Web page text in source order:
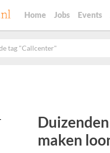
Home Jobs Events
tag "Callcenter"
maken